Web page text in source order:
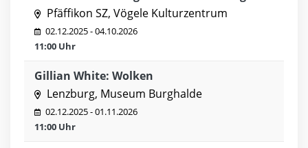
Pfäffikon SZ, Vögele Kulturzentrum
02.12.2025 - 04.10.2026
11:00 Uhr
Gillian White: Wolken
Lenzburg, Museum Burghalde
02.12.2025 - 01.11.2026
11:00 Uhr